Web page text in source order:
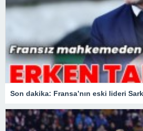
Son dakika: Fransa’nın eski lideri